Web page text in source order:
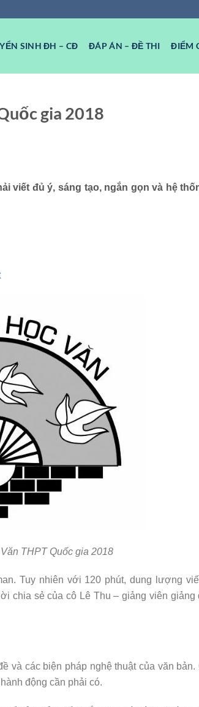
SINH ĐH – CĐ ĐÁP ÁN – ĐỀ THI ĐIỂM
gia 2018
viết đủ ý, sáng tạo, ngắn gọn và hệ
THPT Quốc gia 2018
Tuy nhiên với 120 phút, dung lượng
chia sẻ của cô Lê Thu – giảng viên giảng
và các biện pháp nghệ thuật của văn bản.
động cần phải có.